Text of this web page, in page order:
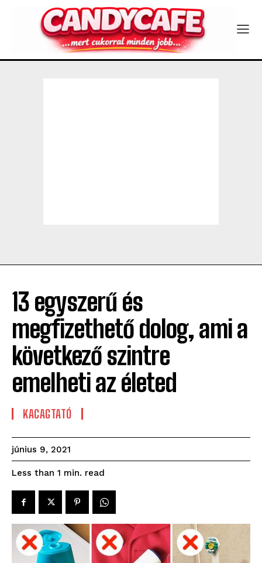
13 egyszerű és
megfizethető dolog, ami a
következő szintre
emelheti az életed
KACAGTATÓ
június 9, 2021
Less than 1 min. read